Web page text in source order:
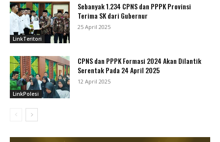
LinkTeritori
Sebanyak 1.234 CPNS dan PPPK Provinsi
Terima SK dari Gubernur
25 April 2025
LinkPolesi
CPNS dan PPPK Formasi 2024 Akan Dilantik
Serentak Pada 24 April 2025
12 April 2025